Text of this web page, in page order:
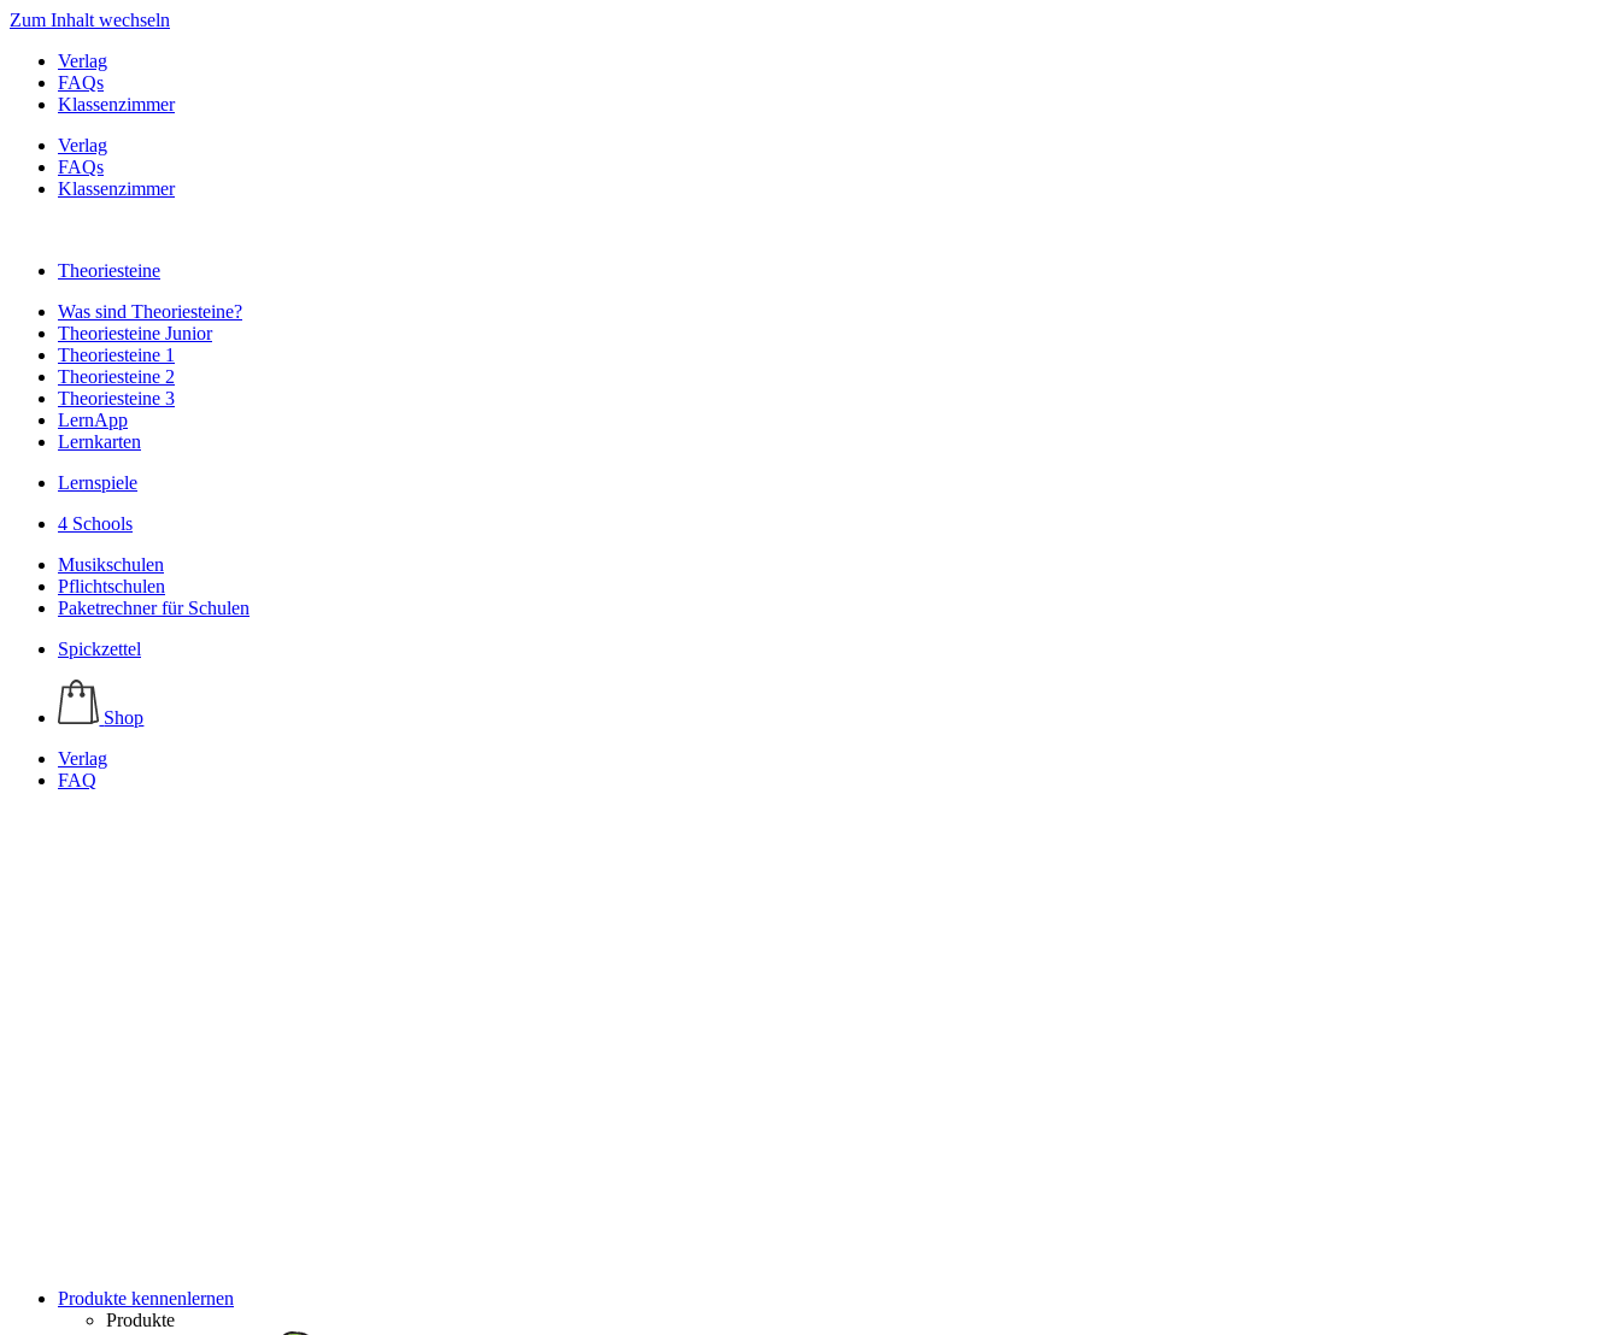
Zum Inhalt wechseln
Verlag
FAQs
Klassenzimmer
Verlag
FAQs
Klassenzimmer
Theoriesteine
Was sind Theoriesteine?
Theoriesteine Junior
Theoriesteine 1
Theoriesteine 2
Theoriesteine 3
LernApp
Lernkarten
Lernspiele
4 Schools
Musikschulen
Pflichtschulen
Paketrechner für Schulen
Spickzettel
Shop
Verlag
FAQ
Produkte kennenlernen
Produkte